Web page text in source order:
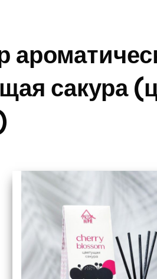
сакура